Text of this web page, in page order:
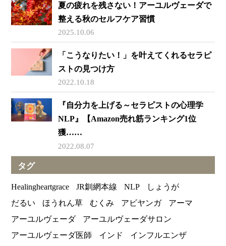
夏の疲れを残さない！アーユルヴェーダで
整える秋のセルフケア習慣
2025.10.06
「こうなりたい！」を叶えてくれるセラピ
ストの見つけ方
2022.10.18
『自分力を上げる～セラピストの心理学
NLP』【Amazon売れ筋ランキング1位
獲……
2022.08.07
タグ
Healingheartgrace JR釧網本線 NLP
しょうが
だるい
ほうれん草 むくみ アビヤンガ
アーマ
アーユルヴェーダ
アーユルヴェーダサロン
アーユルヴェーダ医師
インド
インフルエンザ